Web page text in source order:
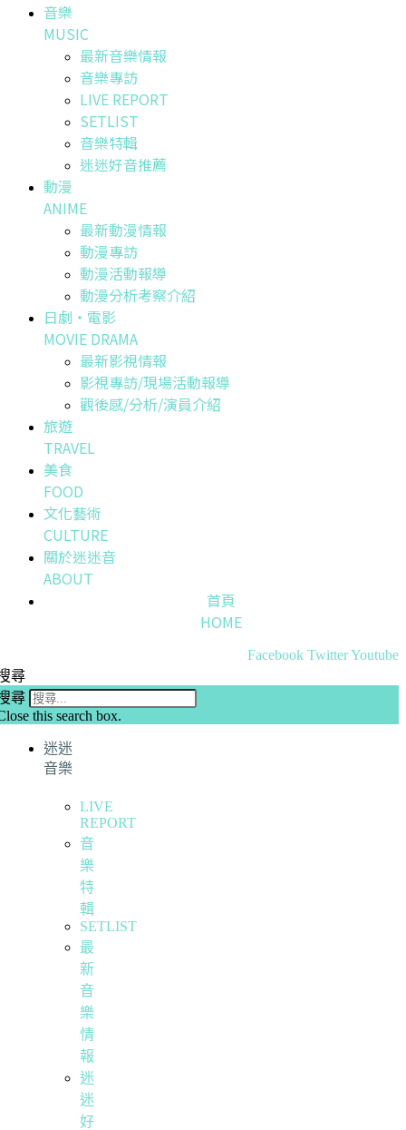
音樂
MUSIC
最新音樂情報
音樂專訪
LIVE REPORT
SETLIST
音樂特輯
迷迷好音推薦
動漫
ANIME
最新動漫情報
動漫專訪
動漫活動報導
動漫分析考察介紹
日劇・電影
MOVIE DRAMA
最新影視情報
影視專訪/現場活動報導
觀後感/分析/演員介紹
旅遊
TRAVEL
美食
FOOD
文化藝術
CULTURE
關於迷迷音
ABOUT
首頁
HOME
Facebook TwitterYoutube
尋
尋
this search box.
迷迷
音樂
LIVE
REPORT
音
樂
特
輯
SETLIST
最
新
音
樂
情
報
迷
迷
好